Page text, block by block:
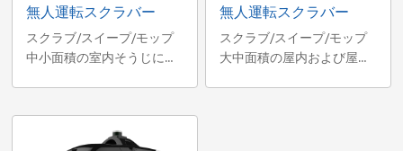
無人運転スクラバー
スクラブ/スイープ/モップ
中小面積の室内そうじに適
無人運転スクラバー
スクラブ/スイープ/モップ
大中面積の屋内および屋外